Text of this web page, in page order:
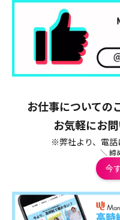
お仕事についての
お気軽にお問
※弊社より、電話
＼ 締
今